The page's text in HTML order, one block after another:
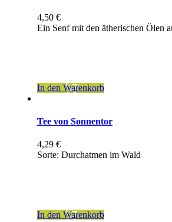
4,50 €
Ein Senf mit den ätherischen Ölen
In den Warenkorb
Tee von Sonnentor
4,29 €
Sorte: Durchatmen im Wald
In den Warenkorb